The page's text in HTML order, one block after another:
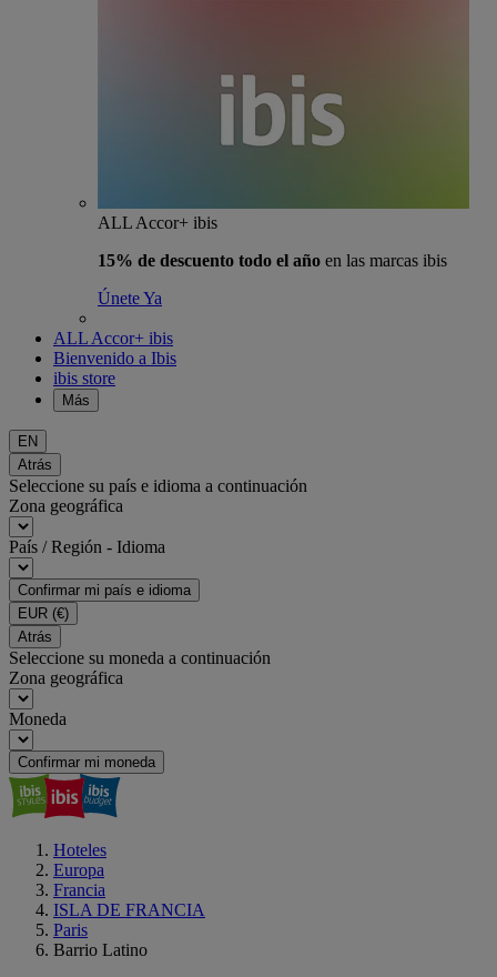
ALL Accor+ ibis
15% de descuento todo el año en las marcas ibis
Únete Ya
ALL Accor+ ibis
Bienvenido a Ibis
ibis store
Más
EN
Atrás
Seleccione su país e idioma a continuación
Zona geográfica
País / Región - Idioma
Confirmar mi país e idioma
EUR (€)
Atrás
Seleccione su moneda a continuación
Zona geográfica
Moneda
Confirmar mi moneda
Hoteles
Europa
Francia
ISLA DE FRANCIA
Paris
Barrio Latino